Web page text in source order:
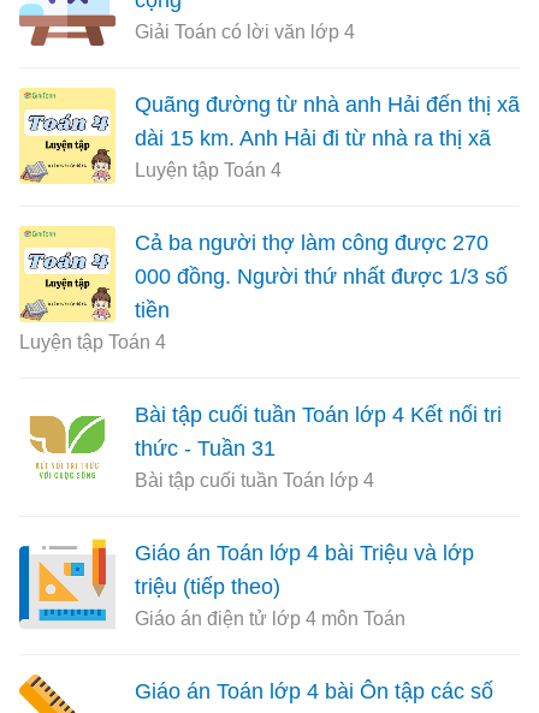
Giải Toán có lời văn lớp 4
Quãng đường từ nhà anh Hải đến thị xã
dài 15 km. Anh Hải đi từ nhà ra thị xã
Luyện tập Toán 4
Cả ba người thợ làm công được 270
000 đồng. Người thứ nhất được 1/3 số
tiền
Luyện tập Toán 4
Bài tập cuối tuần Toán lớp 4 Kết nối tri
thức - Tuần 31
Bài tập cuối tuần Toán lớp 4
Giáo án Toán lớp 4 bài Triệu và lớp
triệu (tiếp theo)
Giáo án điện tử lớp 4 môn Toán
Giáo án Toán lớp 4 bài Ôn tập các số